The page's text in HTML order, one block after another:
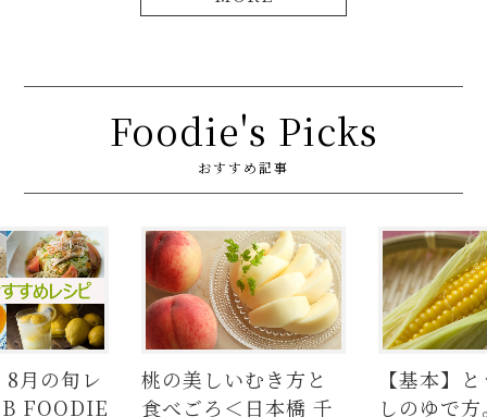
Foodie's Picks
おすすめ記事
むき方と
日本橋 千
【基本】とうもろこ
しのゆで方。甘さを
【簡単】
の人気レ